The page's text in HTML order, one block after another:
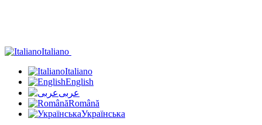
Italiano
Italiano
English
عربى
Română
Українська